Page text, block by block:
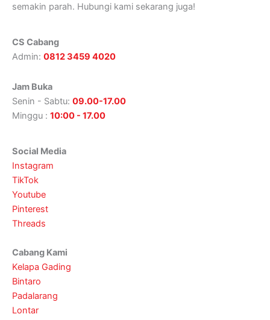
semakin parah. Hubungi kami sekarang juga!
CS Cabang
Admin: 0812 3459 4020
Jam Buka
Senin - Sabtu: 09.00-17.00
Minggu : 10:00 - 17.00
Social Media
Instagram
TikTok
Youtube
Pinterest
Threads
Cabang Kami
Kelapa Gading
Bintaro
Padalarang
Lontar